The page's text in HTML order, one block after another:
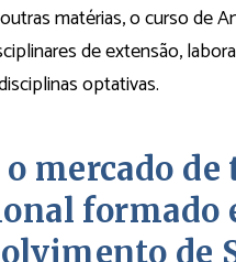
matérias, o curso de
de extensão,
optativas.
o mercado
formado
de